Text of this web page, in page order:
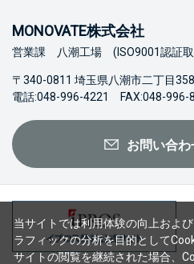
MONOVATE株式会社
営業課 八潮工場 (ISO9001認証取
〒340-0811 埼玉県八潮市二丁目358
電話:048-996-4221 FAX:048-996-
お問い合
当サイトでは利用体験の向上およ
ラフィックの分析を目的として
サイトの閲覧を継続された場合、